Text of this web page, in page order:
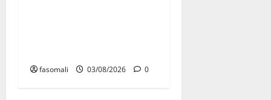
fasomali 03/08/2026 0